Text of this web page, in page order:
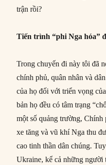
trận rồi?
Tiến trình “phi Nga hóa”
Trong chuyến đi này tôi đã
chính phủ, quân nhân và
của họ đối với triển vọng
bản họ đều có tâm trạng
một số quảng trường,
xe tăng và vũ khí Nga thu
cao tinh thần dân chúng.
Ukraine, kể cả những người